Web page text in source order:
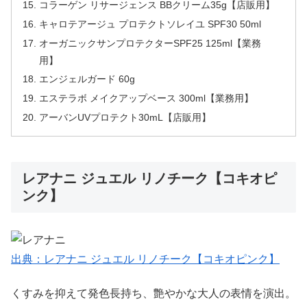
コラーゲン リサージェンス BBクリーム35g【店販用】
キャロテアージュ プロテクトソレイユ SPF30 50ml
オーガニックサンプロテクターSPF25 125ml【業務
用】
エンジェルガード 60g
エステラボ メイクアップベース 300ml【業務用】
アーバンUVプロテクト30mL【店販用】
レアナニ ジュエル リノチーク【コキオピ
ンク】
出典：レアナニ ジュエル リノチーク【コキオピンク】
くすみを抑えて発色長持ち、艶やかな大人の表情を演出。